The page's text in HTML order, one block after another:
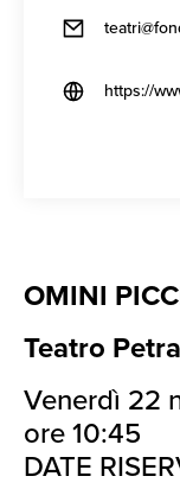
https://
OMINI
Teatro
Venerdì 22
ore 10:45
DATE